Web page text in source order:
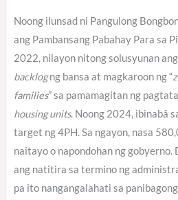
Noong ilunsad ni Pangulong
ang Pambansang Pabahay Para sa
2022, nilayon nitong solusyunan
backlogng bansa at magkaroon ng “
families” sa pamamagitan ng
housing units. Noong 2024, ibinabâ
target ng 4PH.Sa ngayon, nasa
naitayo o napondohan ng gobyerno.
ang natitira sa termino ng
pa ito nangangalahati sa panibagong